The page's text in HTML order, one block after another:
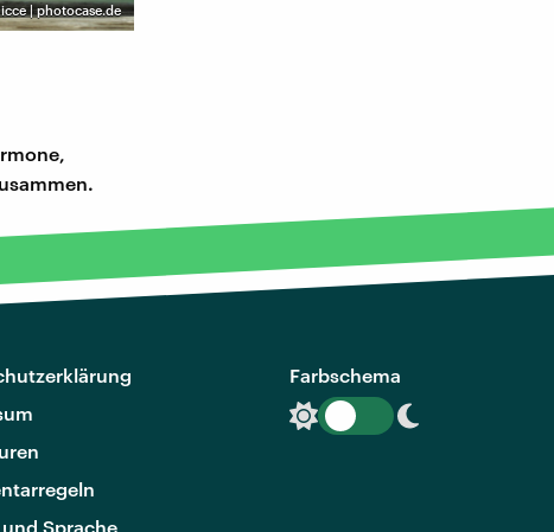
| photocase.de
Sprache
Farbschema